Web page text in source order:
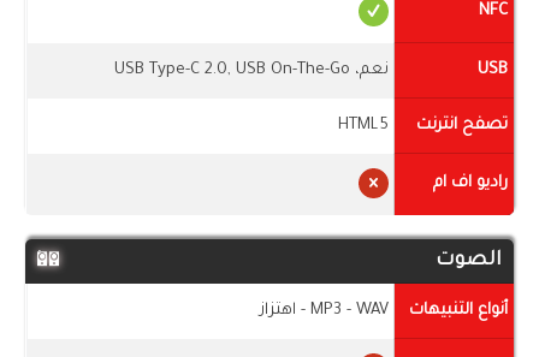
NFC
USB نعم، USB Type-C 2.0, USB On-The-Go
تصفح انترنت HTML5
راديو اف ام
الصوت
أنواع التنبيهات MP3 - WAV - اهتزاز